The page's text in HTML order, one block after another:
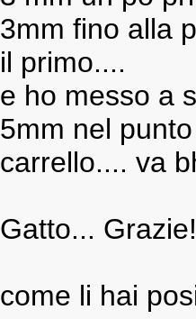
3mm fino alla
il primo....
e ho messo a
5mm nel
carrello.... va
Gatto... Grazie!
come li hai